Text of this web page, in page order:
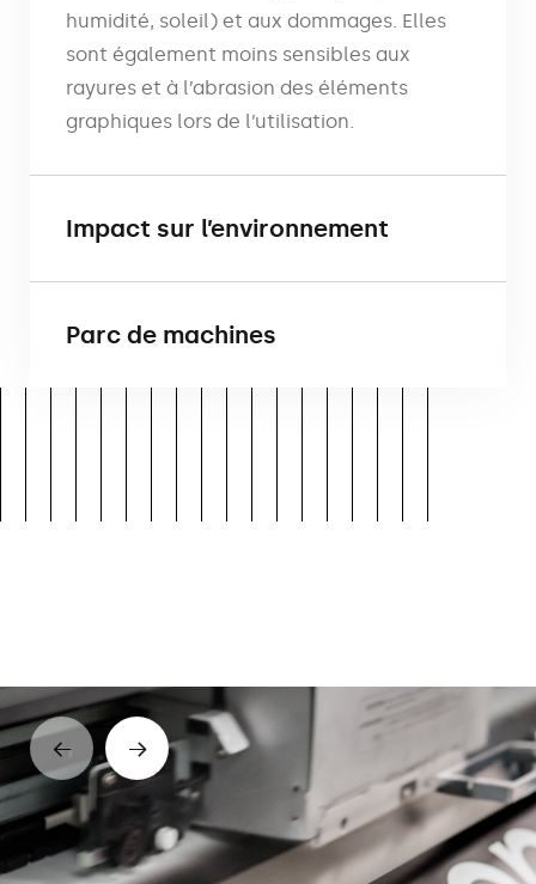
humidité, soleil) et aux dommages. Elles
sont également moins sensibles aux
rayures et à l’abrasion des éléments
graphiques lors de l’utilisation.
Impact sur l’environnement
Parc de machines